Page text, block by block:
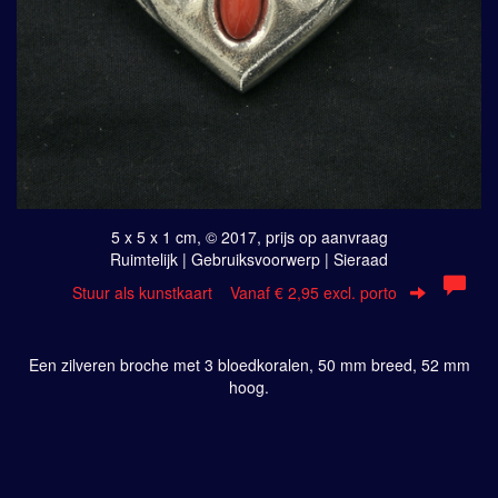
5 x 5 x 1 cm, © 2017, prijs op aanvraag
Ruimtelijk | Gebruiksvoorwerp | Sieraad
Stuur als kunstkaart Vanaf € 2,95 excl. porto
Een zilveren broche met 3 bloedkoralen, 50 mm breed, 52 mm
hoog.